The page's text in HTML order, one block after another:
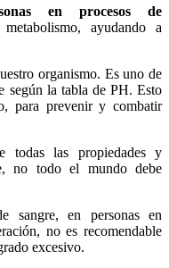
en procesos de
ayudando a
organismo. Es uno de
según la tabla de PH. Esto
para prevenir y combatir
todas las propiedades y
no todo el mundo debe
sangre, en personas en
no es recomendable
excesivo.